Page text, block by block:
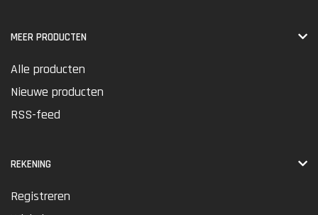
MEER PRODUCTEN
Alle producten
Nieuwe producten
RSS-feed
REKENING
Registreren